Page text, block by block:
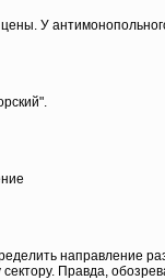
У
направление
Правда,